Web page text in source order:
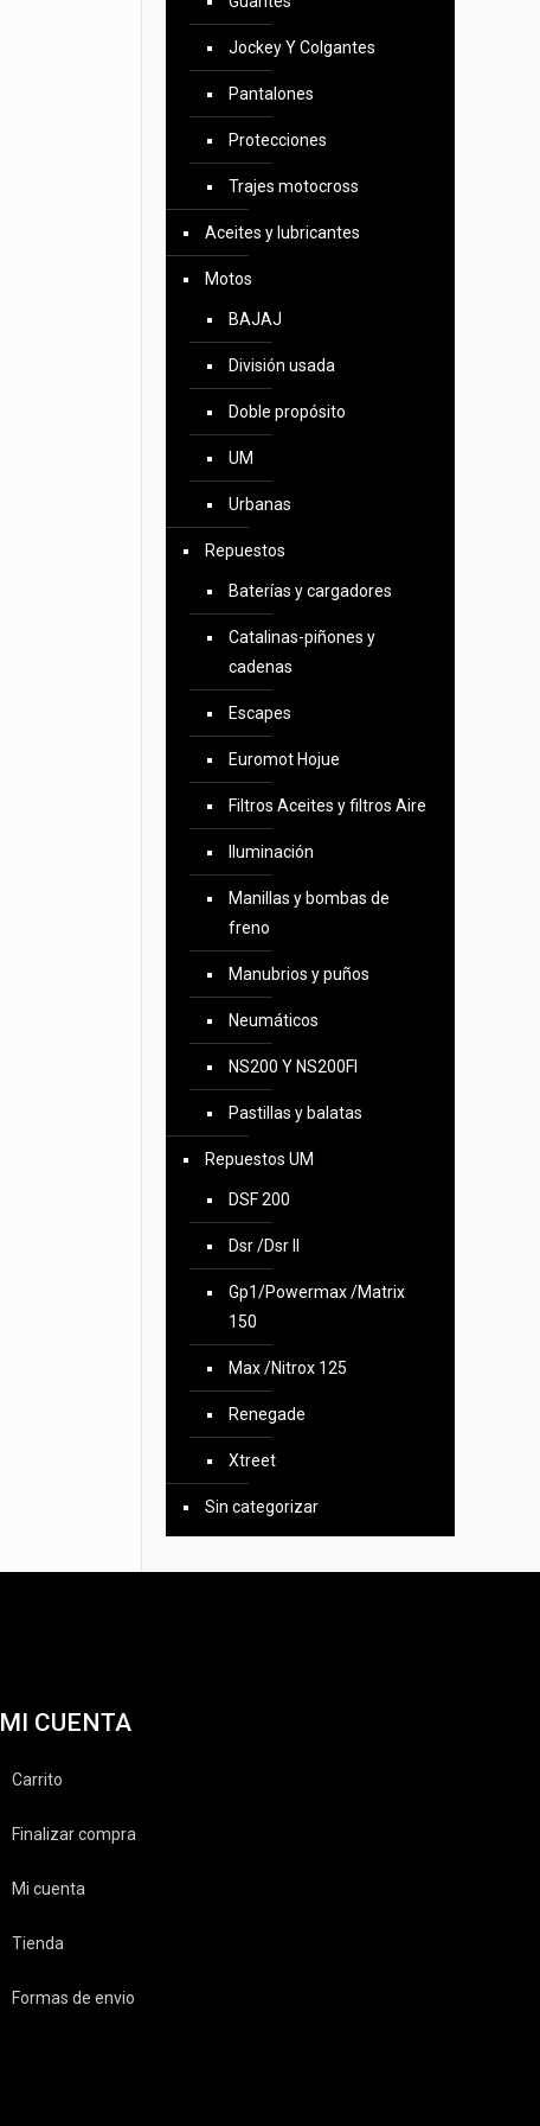
Jockey Y Colgantes
Pantalones
Protecciones
Trajes motocross
Aceites y lubricantes
Motos
BAJAJ
División usada
Doble propósito
UM
Urbanas
Repuestos
Baterías y cargadores
Catalinas-piñones y
cadenas
Escapes
Euromot Hojue
Filtros Aceites y filtros Aire
Iluminación
Manillas y bombas de
freno
Manubrios y puños
Neumáticos
NS200 Y NS200FI
Pastillas y balatas
Repuestos UM
DSF 200
Dsr /Dsr II
Gp1/Powermax /Matrix
150
Max /Nitrox 125
Renegade
Xtreet
Sin categorizar
MI CUENTA
Carrito
Finalizar compra
Mi cuenta
Tienda
Formas de envio